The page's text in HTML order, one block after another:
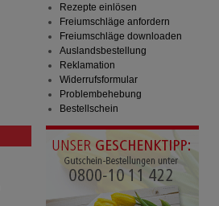
Rezepte einlösen
Freiumschläge anfordern
Freiumschläge downloaden
Auslandsbestellung
Reklamation
Widerrufsformular
Problembehebung
Bestellschein